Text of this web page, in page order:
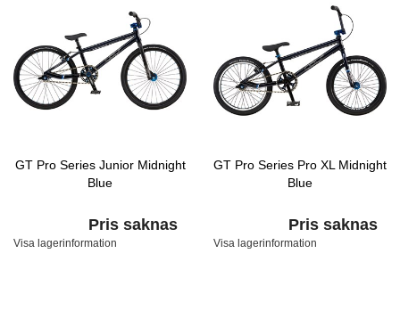
GT Pro Series Junior Midnight
Blue
Pris saknas
Visa lagerinformation
GT Pro Series Pro XL Midnight
Blue
Pris saknas
Visa lagerinformation